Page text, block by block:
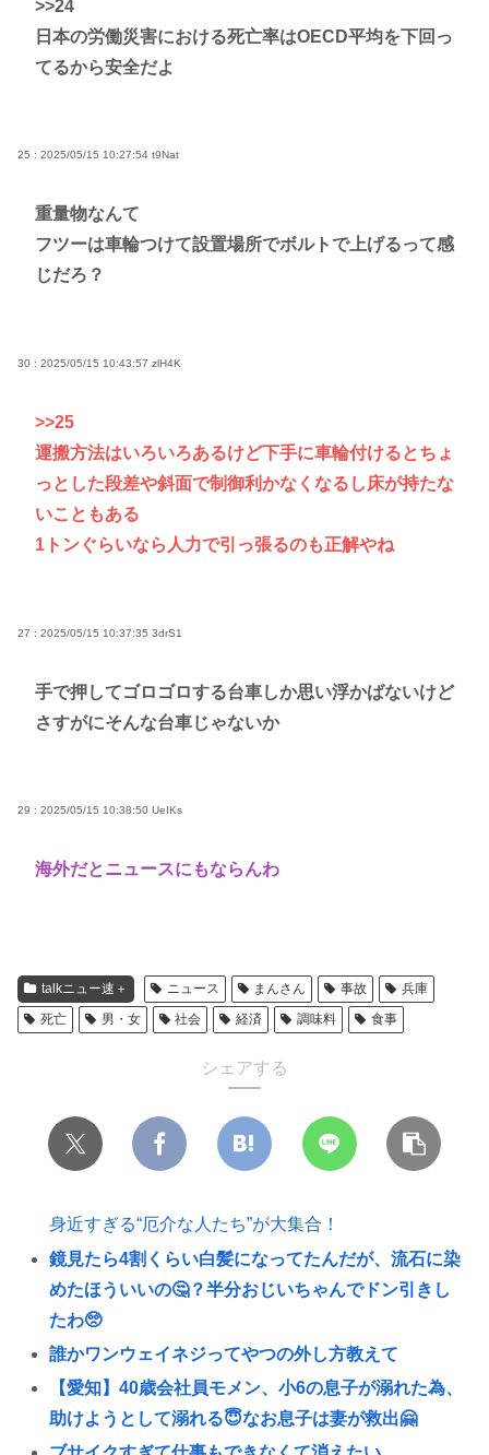
>>24
日本の労働災害における死亡率はOECD平均を下回っ
てるから安全だよ
25 : 2025/05/15 10:27:54 t9Nat
重量物なんて
フツーは車輪つけて設置場所でボルトで上げるって感
じだろ？
30 : 2025/05/15 10:43:57 zlH4K
>>25
運搬方法はいろいろあるけど下手に車輪付けるとちょ
っとした段差や斜面で制御利かなくなるし床が持たな
いこともある
1トンぐらいなら人力で引っ張るのも正解やね
27 : 2025/05/15 10:37:35 3drS1
手で押してゴロゴロする台車しか思い浮かばないけど
さすがにそんな台車じゃないか
29 : 2025/05/15 10:38:50 UeIKs
海外だとニュースにもならんわ
talkニュー速＋ ニュース まんさん 事故
兵庫
死亡
男・女 社会 経済 調味料 食事
シェアする
身近すぎる“厄介な人たち”が大集合！
鏡見たら4割くらい白髪になってたんだが、流石に染
めたほういいの🤔？半分おじいちゃんでドン引きし
たわ🥺
誰かワンウェイネジってやつの外し方教えて
【愛知】40歳会社員モメン、小6の息子が溺れた為、
助けようとして溺れる😇なお息子は妻が救出🤗